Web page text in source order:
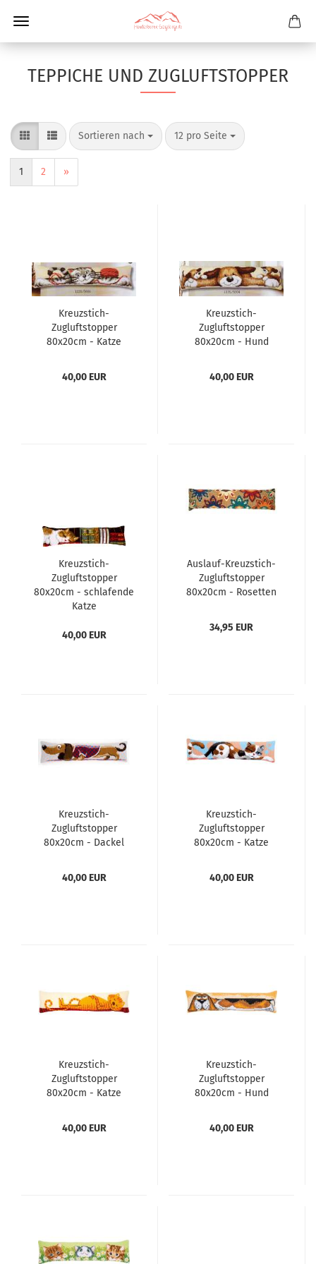
TEPPICHE UND ZUGLUFTSTOPPER
Sortieren nach 12 pro Seite
1 2 »
Kreuzstich-
Zugluftstopper
80x20cm - Katze
40,00 EUR
Kreuzstich-
Zugluftstopper
80x20cm - Hund
40,00 EUR
Kreuzstich-
Zugluftstopper
80x20cm - schlafende
Katze
40,00 EUR
Auslauf-Kreuzstich-
Zugluftstopper
80x20cm - Rosetten
34,95 EUR
Kreuzstich-
Zugluftstopper
80x20cm - Dackel
40,00 EUR
Kreuzstich-
Zugluftstopper
80x20cm - Katze
40,00 EUR
Kreuzstich-
Zugluftstopper
80x20cm - Katze
40,00 EUR
Kreuzstich-
Zugluftstopper
80x20cm - Hund
40,00 EUR